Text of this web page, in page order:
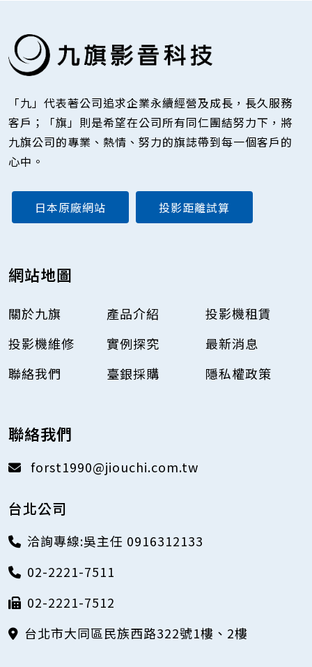
「九」代表著公司追求企業永續經營及成長，長久服務
客戶；「旗」則是希望在公司所有同仁團結努力下，將
九旗公司的專業、熱情、努力的旗誌帶到每一個客戶的
心中。
日本原廠網站 投影距離試算
網站地圖
關於九旗 產品介紹
投影機租賃
投影機維修
實例探究
最新消息
聯絡我們
臺銀採購 隱私權政策
聯絡我們
forst1990@jiouchi.com.tw
台北公司
洽詢專線:吳主任 0916312133
02-2221-7511
02-2221-7512
台北市大同區民族西路322號1樓、2樓